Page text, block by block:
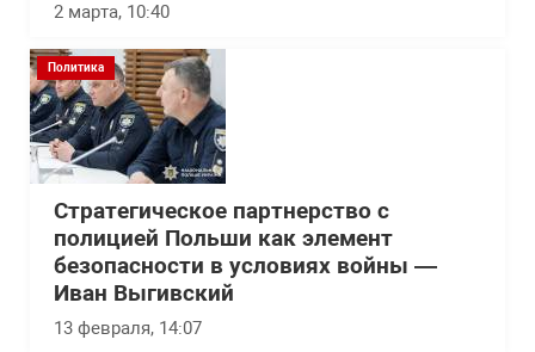
2 марта, 10:40
Политика
Стратегическое партнерство с
полицией Польши как элемент
безопасности в условиях войны —
Иван Выгивский
13 февраля, 14:07